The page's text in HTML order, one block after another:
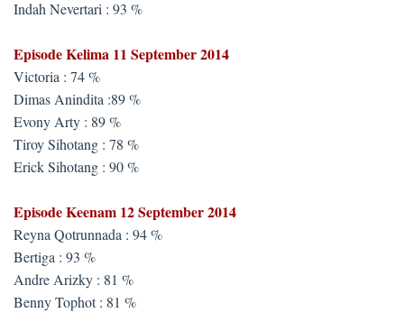
Indah Nevertari : 93 %
Episode Kelima 11 September 2014
Victoria : 74 %
Dimas Anindita :89 %
Evony Arty : 89 %
Tiroy Sihotang : 78 %
Erick Sihotang : 90 %
Episode Keenam 12 September 2014
Reyna Qotrunnada : 94 %
Bertiga : 93 %
Andre Arizky : 81 %
Benny Tophot : 81 %